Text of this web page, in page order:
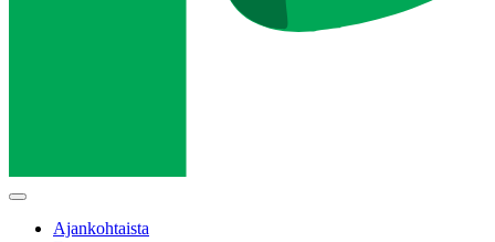
Main
Ajankohtaista